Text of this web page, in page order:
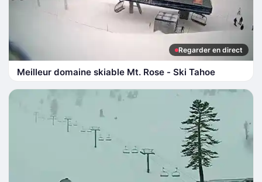
Regarder en direct
Meilleur domaine skiable Mt. Rose - Ski Tahoe